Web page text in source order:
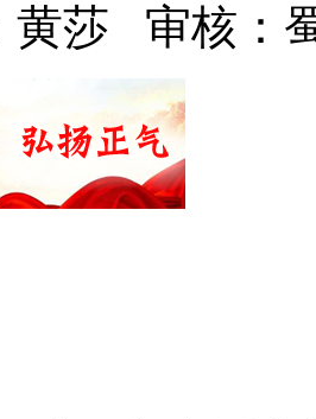
黄莎 审核